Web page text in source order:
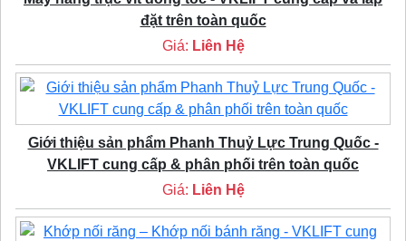
đặt trên toàn quốc
Giá: Liên Hệ
Giới thiệu sản phẩm Phanh Thuỷ Lực Trung Quốc -
VKLIFT cung cấp & phân phối trên toàn quốc
Giá: Liên Hệ